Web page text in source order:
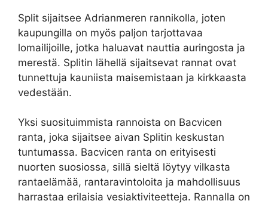
Split sijaitsee Adrianmeren rannikolla, joten
kaupungilla on myös paljon tarjottavaa
lomailijoille, jotka haluavat nauttia auringosta ja
merestä. Splitin lähellä sijaitsevat rannat ovat
tunnettuja kauniista maisemistaan ja kirkkaasta
vedestään.
Yksi suosituimmista rannoista on Bacvicen
ranta, joka sijaitsee aivan Splitin keskustan
tuntumassa. Bacvicen ranta on erityisesti
nuorten suosiossa, sillä sieltä löytyy vilkasta
rantaelämää, rantaravintoloita ja mahdollisuus
harrastaa erilaisia vesiaktiviteetteja. Rannalla on